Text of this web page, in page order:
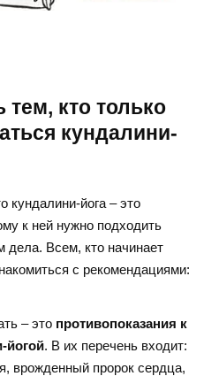
тем, кто только
кундалини-
кундалини-йога – это
к ней нужно подходить
дела. Всем, кто начинает
с рекомендациями:
– это противопоказания к
йогой. В их перечень входит:
врожденный пророк сердца,